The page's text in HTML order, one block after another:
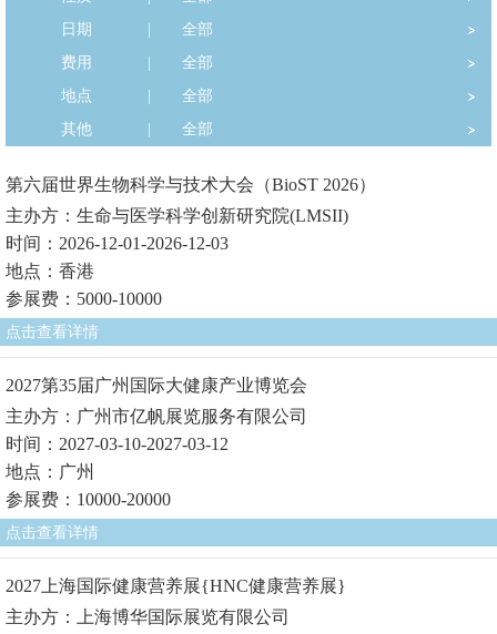
日期
全部
费用
全部
地点
全部
其他
全部
第六届世界生物科学与技术大会（BioST 2026）
主办方：生命与医学科学创新研究院(LMSII)
时间：2026-12-01-2026-12-03
地点：香港
参展费：5000-10000
点击查看详情
2027第35届广州国际大健康产业博览会
主办方：广州市亿帆展览服务有限公司
时间：2027-03-10-2027-03-12
地点：广州
参展费：10000-20000
点击查看详情
2027上海国际健康营养展{HNC健康营养展}
主办方：上海博华国际展览有限公司